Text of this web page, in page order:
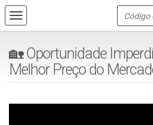
🏡 Oportunidade
Melhor Preço do